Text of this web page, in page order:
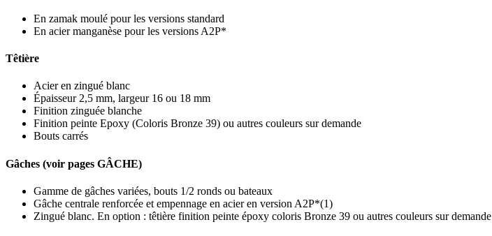
En zamak moulé pour les versions standard
En acier manganèse pour les versions A2P*
Têtière
Acier en zingué blanc
Épaisseur 2,5 mm, largeur 16 ou 18 mm
Finition zinguée blanche
Finition peinte Epoxy (Coloris Bronze 39) ou autres couleurs sur demande
Bouts carrés
Gâches (voir pages GÂCHE)
Gamme de gâches variées, bouts 1/2 ronds ou bateaux
Gâche centrale renforcée et empennage en acier en version A2P*(1)
Zingué blanc. En option : têtière finition peinte époxy coloris Bronze 39 ou autres couleurs sur demande